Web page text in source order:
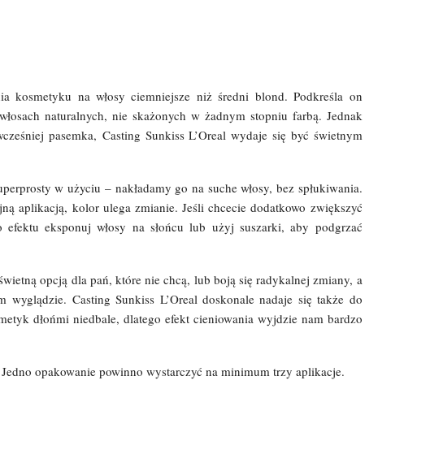
kosmetyku na włosy ciemniejsze niż średni blond. Podkreśla on
naturalnych, nie skażonych w żadnym stopniu farbą. Jednak
pasemka, Casting Sunkiss L’Oreal wydaje się być świetnym
w użyciu – nakładamy go na suche włosy, bez spłukiwania.
aplikacją, kolor ulega zmianie. Jeśli chcecie dodatkowo zwiększyć
eksponuj włosy na słońcu lub użyj suszarki, aby podgrzać
opcją dla pań, które nie chcą, lub boją się radykalnej zmiany, a
Casting Sunkiss L’Oreal doskonale nadaje się także do
dłońmi niedbale, dlatego efekt cieniowania wyjdzie nam bardzo
opakowanie powinno wystarczyć na minimum trzy aplikacje.